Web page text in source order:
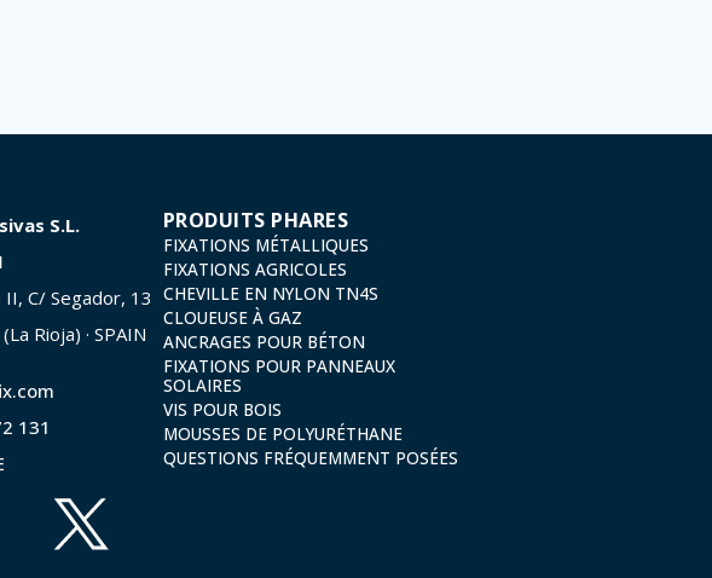
droit d'accès, de rectification, d'annulation et d'opposition en vertu des dispositions au Règlement Général sur la Protection
Portalada II | c/ Segador 13, 26006 | Logroño (La Rioja).
S.L.
II, C/ Segador, 13
Rioja) · SPAIN
131
PRODUITS PHARES
FIXATIONS MÉTALLIQUES
FIXATIONS AGRICOLES
CHEVILLE EN NYLON TN4S
CLOUEUSE À GAZ
ANCRAGES POUR BÉTON
FIXATIONS POUR PANNEAUX
SOLAIRES
VIS POUR BOIS
MOUSSES DE POLYURÉTHANE
QUESTIONS FRÉQUEMMENT POSÉES